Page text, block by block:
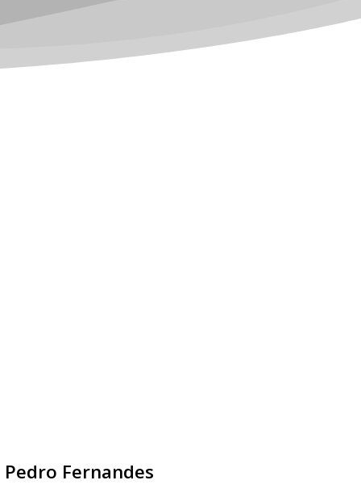
Pedro Fernandes